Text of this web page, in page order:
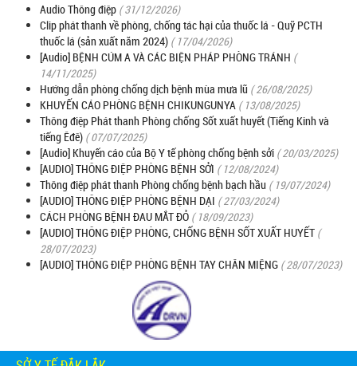
Audio Thông điệp ( 31/12/2026)
Clip phát thanh về phòng, chống tác hại của thuốc lá - Quỹ PCTH
thuốc lá (sản xuất năm 2024) ( 17/04/2026)
[Audio] BỆNH CÚM A VÀ CÁC BIỆN PHÁP PHÒNG TRÁNH (
14/11/2025)
Hướng dẫn phòng chống dịch bệnh mùa mưa lũ ( 26/08/2025)
KHUYẾN CÁO PHÒNG BỆNH CHIKUNGUNYA ( 13/08/2025)
Thông điệp Phát thanh Phòng chống Sốt xuất huyết (Tiếng Kinh và
tiếng Êđê) ( 07/07/2025)
[Audio] Khuyến cáo của Bộ Y tế phòng chống bệnh sởi ( 20/03/2025)
[AUDIO] THÔNG ĐIỆP PHÒNG BỆNH SỞI ( 12/08/2024)
Thông điệp phát thanh Phòng chống bệnh bạch hầu ( 19/07/2024)
[AUDIO] THÔNG ĐIỆP PHÒNG BỆNH DẠI ( 27/03/2024)
CÁCH PHÒNG BỆNH ĐAU MẮT ĐỎ ( 18/09/2023)
[AUDIO] THÔNG ĐIỆP PHÒNG, CHỐNG BỆNH SỐT XUẤT HUYẾT (
28/07/2023)
[AUDIO] THÔNG ĐIỆP PHÒNG BỆNH TAY CHÂN MIỆNG ( 28/07/2023)